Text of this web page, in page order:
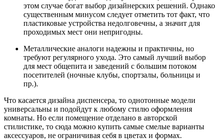
этом случае богат выбор дизайнерских решений. Однако
существенным минусом следует отметить тот факт, что
пластиковые устройства недолговечны, а значит для
проходимых мест они непригодны.
Металлические аналоги надежны и практичны, но
требуют регулярного ухода. Это самый лучший выбор
для мест общепита и заведений с большим потоком
посетителей (ночные клубы, спортзалы, больницы и
пр.).
Что касается дизайна диспенсера, то однотонные модели
универсальны и подойдут к любому стилю оформления
комнаты. Но если помещение отделано в авторской
стилистике, то сюда можно купить самые смелые варианты
аксессуаров, не ограничивая себя в цветах и формах.